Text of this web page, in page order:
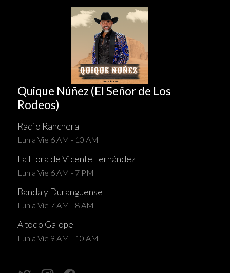
Quique Núñez (El Señor de Los
Rodeos)
Radio Ranchera
Lun a Vie 6 AM - 10 AM
La Hora de Vicente Fernández
Lun a Vie 6 AM - 7 PM
Banda y Duranguense
Lun a Vie 7 AM - 8 AM
A todo Galope
Lun a Vie 9 AM - 10 AM